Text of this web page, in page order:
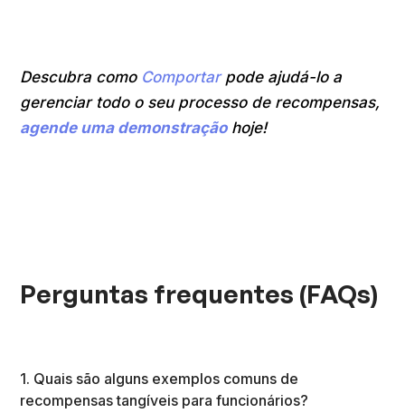
Descubra como Comportarpode ajudá-lo a
gerenciar todo o seu processo de recompensas,
agende uma demonstraçãohoje!
Perguntas frequentes (FAQs)
1. Quais são alguns exemplos comuns de
recompensas tangíveis para funcionários?